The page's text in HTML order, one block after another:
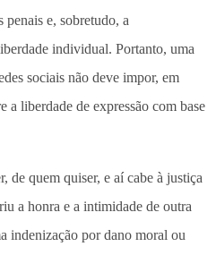
e, sobretudo, a
individual. Portanto, uma
sociais não deve impor, em
a liberdade de expressão com base
de quem quiser, e aí cabe à justiça
a honra e a intimidade de outra
indenização por dano moral ou